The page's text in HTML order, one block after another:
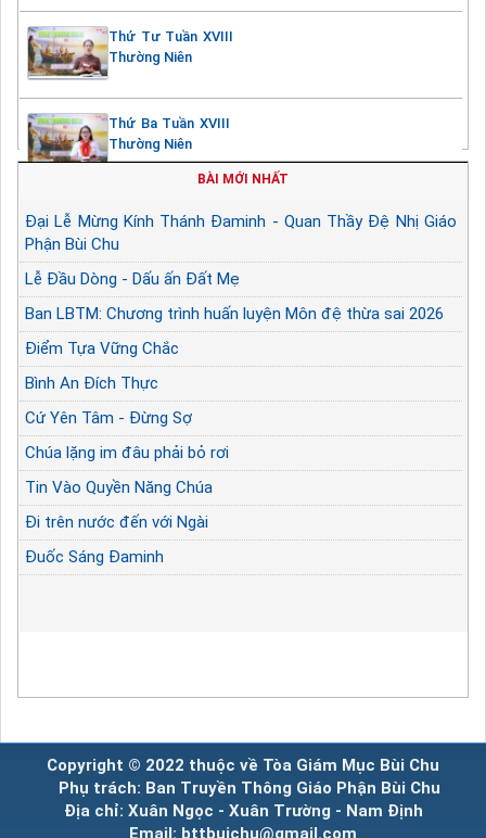
Thứ Tư Tuần XVIII
Thường Niên
Thứ Ba Tuần XVIII
Thường Niên
BÀI MỚI NHẤT
Đại Lễ Mừng Kính Thánh Đaminh - Quan Thầy Đệ Nhị Giáo
Phận Bùi Chu
Lễ Đầu Dòng - Dấu ấn Đất Mẹ
Ban LBTM: Chương trình huấn luyện Môn đệ thừa sai 2026
Điểm Tựa Vững Chắc
Bình An Đích Thực
Cứ Yên Tâm - Đừng Sợ
Chúa lặng im đâu phải bỏ rơi
Tin Vào Quyền Năng Chúa
Đi trên nước đến với Ngài
Đuốc Sáng Đaminh
Copyright © 2022 thuộc về Tòa Giám Mục Bùi Chu
Phụ trách: Ban Truyền Thông Giáo Phận Bùi Chu
Địa chỉ: Xuân Ngọc - Xuân Trường - Nam Định
Email: bttbuichu@gmail.com